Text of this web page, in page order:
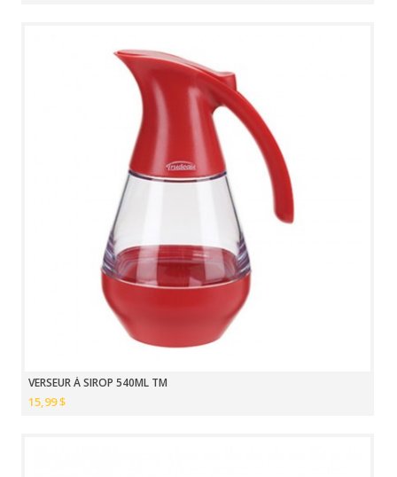
VERSEUR À SIROP 540ML TM
15,99 $